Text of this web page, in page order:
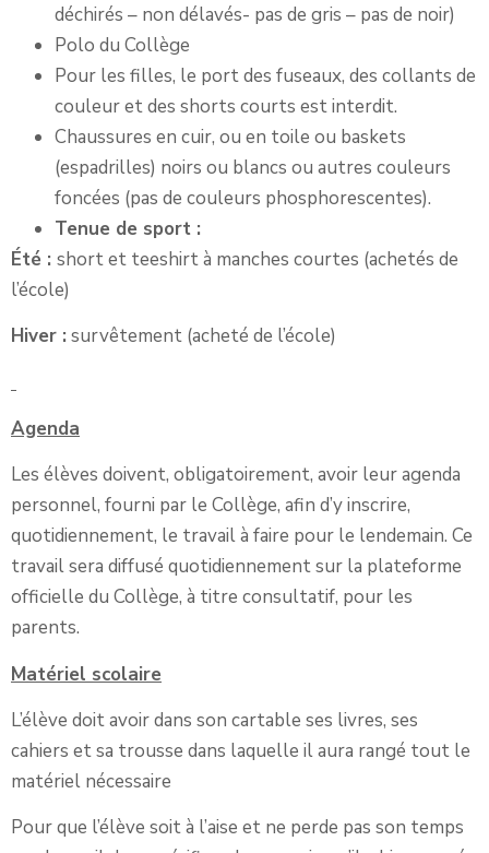
déchirés – non délavés- pas de gris – pas de noir)
Polo du Collège
Pour les filles, le port des fuseaux, des collants de
couleur et des shorts courts est interdit.
Chaussures en cuir, ou en toile ou baskets
(espadrilles) noirs ou blancs ou autres couleurs
foncées (pas de couleurs phosphorescentes).
Tenue de sport :
Été : short et teeshirt à manches courtes (achetés de
l’école)
Hiver : survêtement (acheté de l’école)
Agenda
Les élèves doivent, obligatoirement, avoir leur agenda
personnel, fourni par le Collège, afin d’y inscrire,
quotidiennement, le travail à faire pour le lendemain. Ce
travail sera diffusé quotidiennement sur la plateforme
officielle du Collège, à titre consultatif, pour les
parents.
Matériel scolaire
L’élève doit avoir dans son cartable ses livres, ses
cahiers et sa trousse dans laquelle il aura rangé tout le
matériel nécessaire
Pour que l’élève soit à l’aise et ne perde pas son temps